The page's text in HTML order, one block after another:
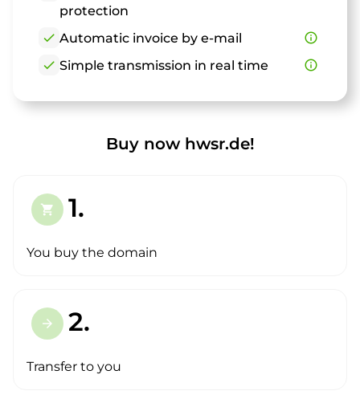
protection
check Automatic invoice by e-mail
info_outline
check Simple transmission in real time info_outline
Buy now hwsr.de!
shopping_cart 1.
You buy the domain
arrow_forward 2.
Transfer to you